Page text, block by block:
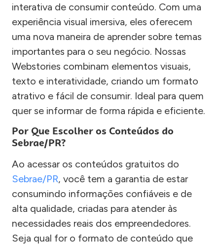
interativa de consumir conteúdo. Com uma
experiência visual imersiva, eles oferecem
uma nova maneira de aprender sobre temas
importantes para o seu negócio. Nossas
Webstories combinam elementos visuais,
texto e interatividade, criando um formato
atrativo e fácil de consumir. Ideal para quem
quer se informar de forma rápida e eficiente.
Por Que Escolher os Conteúdos do
Sebrae/PR?
Ao acessar os conteúdos gratuitos do
Sebrae/PR, você tem a garantia de estar
consumindo informações confiáveis e de
alta qualidade, criadas para atender às
necessidades reais dos empreendedores.
Seja qual for o formato de conteúdo que